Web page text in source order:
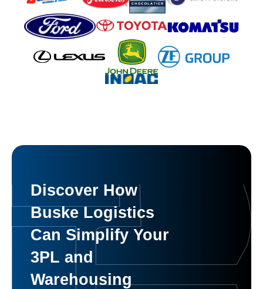
Discover How
Buske Logistics
Can Simplify Your
3PL and
Warehousing